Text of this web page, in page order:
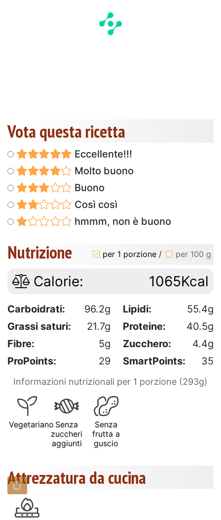
Vota questa ricetta
Eccellente!!!
Molto buono
Buono
Così così
hmmm, non è buono
Nutrizione per 1 porzione / per 100 g
Calorie: 1065Kcal
Carboidrati: 96.2g Lipidi:
55.4g
Grassi saturi:
21.7g Proteine:
40.5g
Fibre:
5g Zucchero:
4.4g
ProPoints:
29 SmartPoints: 35
Informazioni nutrizionali per 1 porzione (293g)
Vegetariano Senza
zuccheri
aggiunti
Senza
frutta a
guscio
Attrezzatura da cucina